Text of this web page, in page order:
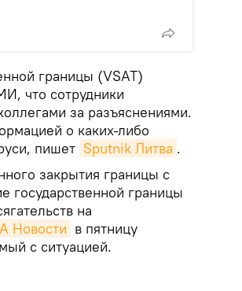
границы (VSAT)
что сотрудники
за разъяснениями.
о каких-либо
пишет Sputnik Литва .
закрытия границы с
государственной границы
на
Новости в пятницу
с ситуацией.